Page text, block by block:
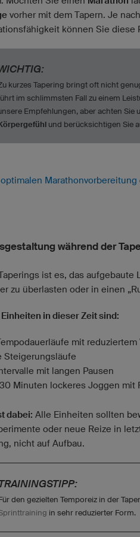
vorher mit dem Tapern. Je
können Sie diese
kurzes Tapering bringt oft nicht
im schlimmsten Fall zu einem
Empfehlungen, aber achten Sie
und berücksichtigen Sie
optimalen Marathonvorbereitung
während der
ist es, das aufgebaute
zu überlasten oder in einen
in dieser Zeit sind:
mit reduziertem
Steigerungsläufe
mit langen Pausen
Minuten lockeres Joggen mit
dabei: Alle Einheiten sollten
oder neue Reize in
nicht auf Aufbau.
den gezielten Temporeiz in der
in sehr reduzierter Form.